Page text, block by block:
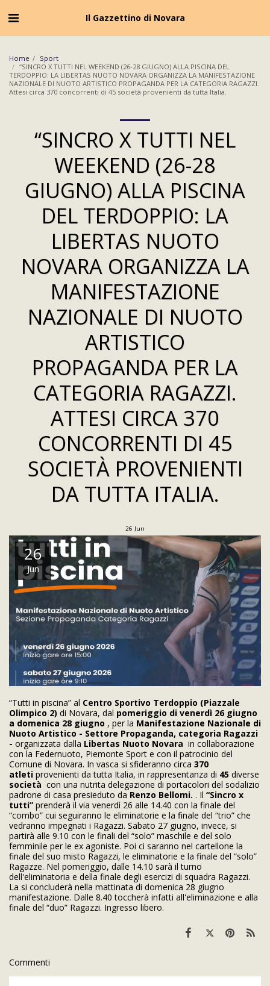
Il Gazzettino di Novara
Home
Sport
“SINCRO X TUTTI NEL WEEKEND (26-28 GIUGNO) ALLA PISCINA DEL
TERDOPPIO: LA LIBERTAS NUOTO NOVARA ORGANIZZA LA MANIFESTAZIONE
NAZIONALE DI NUOTO ARTISTICO PROPAGANDA PER LA CATEGORIA RAGAZZI.
Attesi circa 370 concorrenti di 45 società provenienti da tutta Italia.
“SINCRO X TUTTI NEL
WEEKEND (26-28
GIUGNO) ALLA PISCINA
DEL TERDOPPIO: LA
LIBERTAS NUOTO
NOVARA ORGANIZZA LA
MANIFESTAZIONE
NAZIONALE DI NUOTO
ARTISTICO
PROPAGANDA PER LA
CATEGORIA RAGAZZI.
ATTESI CIRCA 370
CONCORRENTI DI 45
SOCIETÀ PROVENIENTI
DA TUTTA ITALIA.
26 Jun
26
Jun
“Tutti in piscina” al Centro Sportivo Terdoppio (Piazzale
Olimpico 2) di Novara, dal pomeriggio di venerdì 26 giugno
a domenica 28 giugno , per la Manifestazione Nazionale di
Nuoto Artistico - Settore Propaganda, categoria Ragazzi
- organizzata dalla Libertas Nuoto Novara in collaborazione
con la Federnuoto, Piemonte Sport e con il patrocinio del
Comune di Novara. In vasca si sfideranno circa 370
atleti provenienti da tutta Italia, in rappresentanza di 45 diverse
società con una nutrita delegazione di portacolori del sodalizio
padrone di casa presieduto da Renzo Bellomi. . Il “Sincro x
tutti” prenderà il via venerdì 26 alle 14.40 con la finale del
“combo” cui seguiranno le eliminatorie e la finale del “trio” che
vedranno impegnati i Ragazzi. Sabato 27 giugno, invece, si
partirà alle 9.10 con le finali del “solo” maschile e del solo
femminile per le ex agoniste. Poi ci saranno nel cartellone la
finale del suo misto Ragazzi, le eliminatorie e la finale del “solo”
Ragazze. Nel pomeriggio, dalle 14.10 sarà il turno
dell'eliminatoria e della finale degli esercizi di squadra Ragazzi.
La si concluderà nella mattinata di domenica 28 giugno
manifestazione. Dalle 8.40 toccherà infatti all'eliminazione e alla
finale del “duo” Ragazzi. Ingresso libero.
Commenti